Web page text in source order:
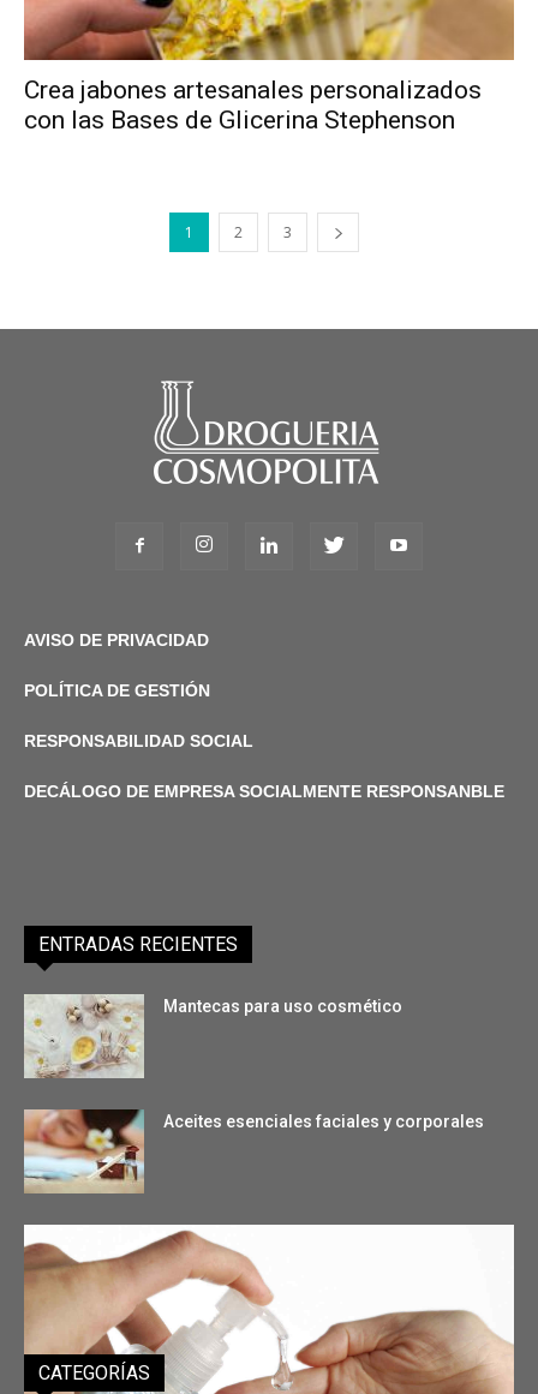
Crea jabones artesanales personalizados
con las Bases de Glicerina Stephenson
1 2 3
AVISO DE PRIVACIDAD
POLÍTICA DE GESTIÓN
RESPONSABILIDAD SOCIAL
DECÁLOGO DE EMPRESA SOCIALMENTE RESPONSANBLE
ENTRADAS RECIENTES
Mantecas para uso cosmético
Aceites esenciales faciales y corporales
Entendiendo los polímeros de Lubrizol
CATEGORÍAS